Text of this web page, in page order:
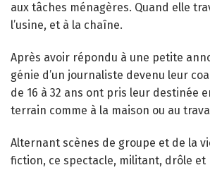
aux tâches ménagères. Quand elle
l’usine, et à la chaîne.
Après avoir répondu à une petite
génie d’un journaliste devenu leur
de 16 à 32 ans ont pris leur destinée
terrain comme à la maison ou au
Alternant scènes de groupe et de la
fiction, ce spectacle, militant, drôle et